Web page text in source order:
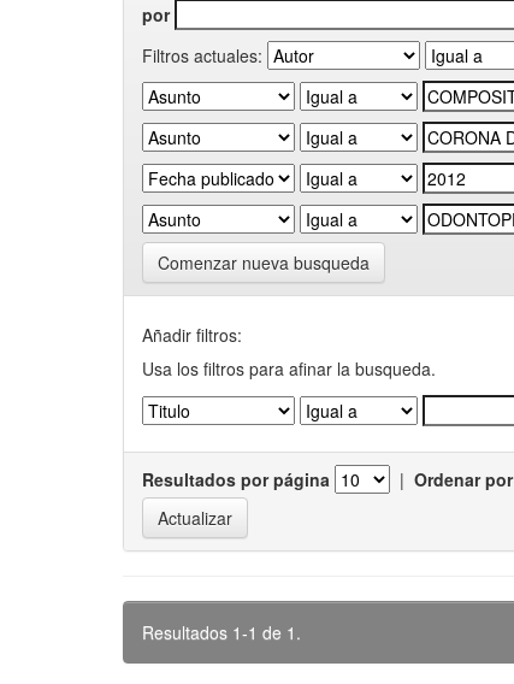
por
Filtros actuales:
Comenzar nueva busqueda
Añadir filtros:
Usa los filtros para afinar la busqueda.
Resultados por página | Ordenar por
Resultados 1-1 de 1.